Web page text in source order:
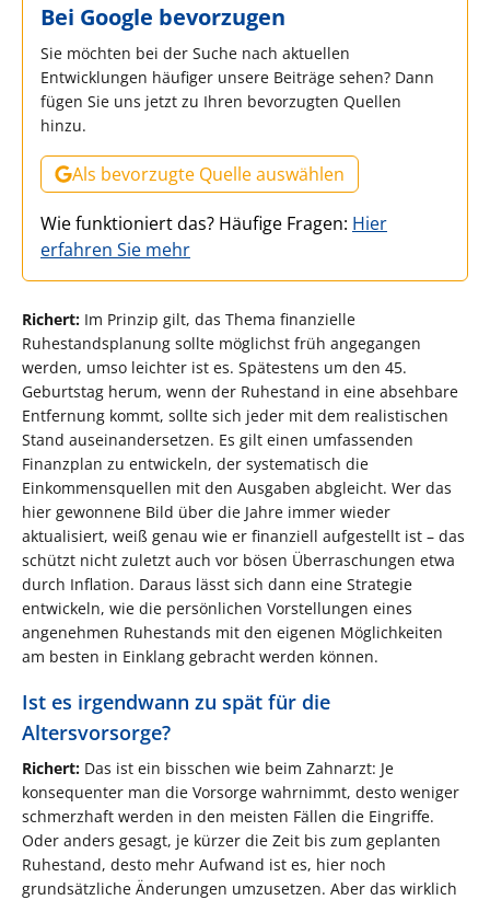
Bei Google bevorzugen
Sie möchten bei der Suche nach aktuellen
Entwicklungen häufiger unsere Beiträge sehen? Dann
fügen Sie uns jetzt zu Ihren bevorzugten Quellen
hinzu.
Als bevorzugte Quelle auswählen
Wie funktioniert das? Häufige Fragen: Hier
erfahren Sie mehr
Richert: Im Prinzip gilt, das Thema finanzielle
Ruhestandsplanung sollte möglichst früh angegangen
werden, umso leichter ist es. Spätestens um den 45.
Geburtstag herum, wenn der Ruhestand in eine absehbare
Entfernung kommt, sollte sich jeder mit dem realistischen
Stand auseinandersetzen. Es gilt einen umfassenden
Finanzplan zu entwickeln, der systematisch die
Einkommensquellen mit den Ausgaben abgleicht. Wer das
hier gewonnene Bild über die Jahre immer wieder
aktualisiert, weiß genau wie er finanziell aufgestellt ist – das
schützt nicht zuletzt auch vor bösen Überraschungen etwa
durch Inflation. Daraus lässt sich dann eine Strategie
entwickeln, wie die persönlichen Vorstellungen eines
angenehmen Ruhestands mit den eigenen Möglichkeiten
am besten in Einklang gebracht werden können.
Ist es irgendwann zu spät für die
Altersvorsorge?
Richert: Das ist ein bisschen wie beim Zahnarzt: Je
konsequenter man die Vorsorge wahrnimmt, desto weniger
schmerzhaft werden in den meisten Fällen die Eingriffe.
Oder anders gesagt, je kürzer die Zeit bis zum geplanten
Ruhestand, desto mehr Aufwand ist es, hier noch
grundsätzliche Änderungen umzusetzen. Aber das wirklich